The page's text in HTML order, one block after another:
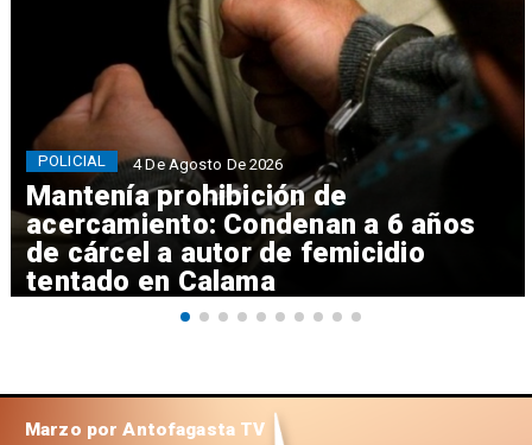
Mantenía prohibición de
acercamiento: Condenan a 6 años
de cárcel a autor de femicidio
tentado en Calama
POLICIAL 4 De Agosto De 2026
Marzo por Antofagasta TV